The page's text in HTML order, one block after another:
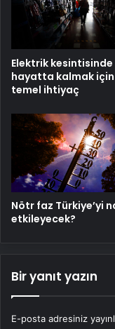
Elektrik kesintisinde
hayatta kalmak için
temel ihtiyaç
Nötr faz Türkiye’yi
etkileyecek?
Bir yanıt yazın
E-posta adresiniz